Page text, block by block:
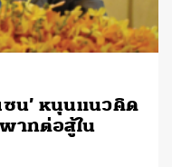
ซน’ หนุนแนวคิด
าทต่อสู้ใน